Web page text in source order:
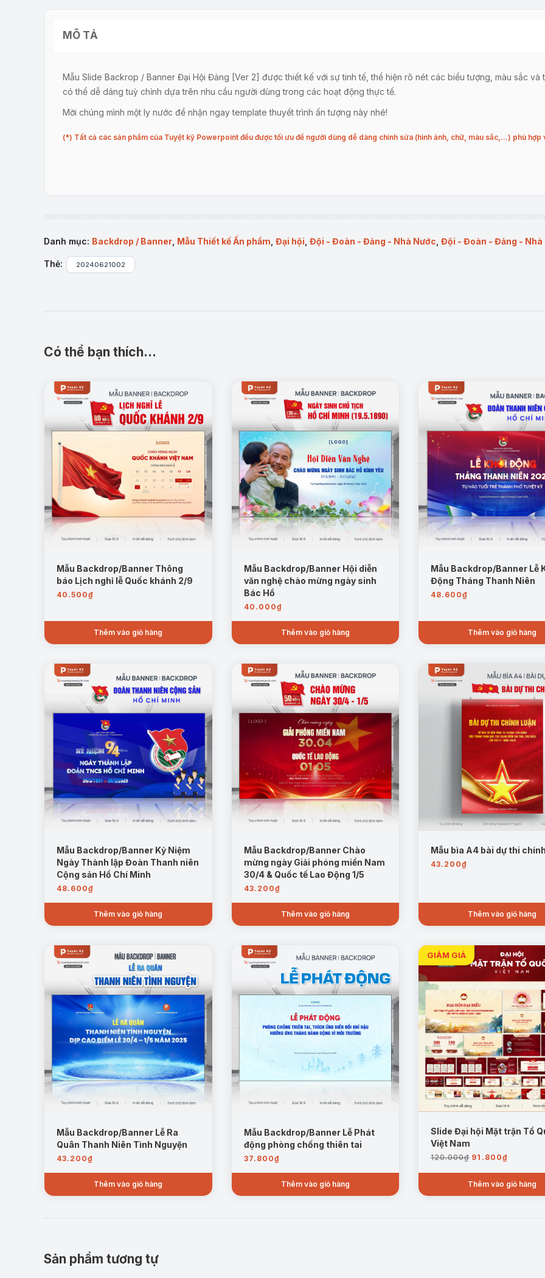
MÔ TẢ
Mẫu Slide Backrop / Banner Đại Hội Đảng [Ver 2] được thiết kế với sự tinh tế, thể hiện rõ nét các biểu tượng, màu sắc
có thể dễ dáng tuỳ chỉnh dựa trên nhu cầu người dùng trong các hoạt động thực tế.
Mời chúng mình một ly nước để nhận ngay template thuyết trình ấn tượng này nhé!
(*) Tất cả các sản phẩm của Tuyệt kỹ Powerpoint đều được tối ưu để người dùng dễ dàng chỉnh sửa (hình ảnh, chữ, màu sắc,…) phù hợp
Danh mục: Backdrop / Banner Mẫu Thiết kế Ấn phẩm Đại hội Đội - Đoàn - Đảng - Nhà Nước Đội - Đoàn - Đảng - Nhà
Thẻ: 20240621002
Có thể bạn thích…
Mẫu Backdrop/Banner Thông
báo Lịch nghỉ lễ Quốc khánh 2/9
40.500₫
Thêm vào giỏ hàng
Mẫu Backdrop/Banner Hội diễn
văn nghệ chào mừng ngày sinh
Bác Hồ
40.000₫
Thêm vào giỏ hàng
Mẫu Backdrop/Banner Lễ
Động Tháng Thanh Niên
48.600₫
Thêm vào giỏ hàng
Mẫu Backdrop/Banner Kỷ Niệm
Ngày Thành lập Đoàn Thanh niên
Cộng sản Hồ Chí Minh
48.600₫
Thêm vào giỏ hàng
Mẫu Backdrop/Banner Chào
mừng ngày Giải phóng miền Nam
30/4 & Quốc tế Lao Động 1/5
43.200₫
Thêm vào giỏ hàng
Mẫu bìa A4 bài dự thi
43.200₫
Thêm vào giỏ hàng
Mẫu Backdrop/Banner Lễ Ra
Quân Thanh Niên Tình Nguyện
43.200₫
Thêm vào giỏ hàng
Mẫu Backdrop/Banner Lễ Phát
động phòng chống thiên tai
37.800₫
Thêm vào giỏ hàng
Slide Đại hội Mặt trận Tổ
Việt Nam
120.000₫ Giá
là:
120.000₫.
91.800₫Giá
tại
là:
Thêm vào giỏ hàng
Sản phẩm tương tự